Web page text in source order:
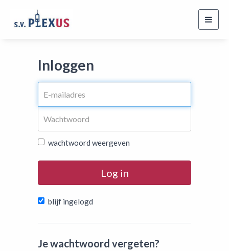
Inloggen
wachtwoord weergeven
Log in
blijf ingelogd
Je wachtwoord vergeten?